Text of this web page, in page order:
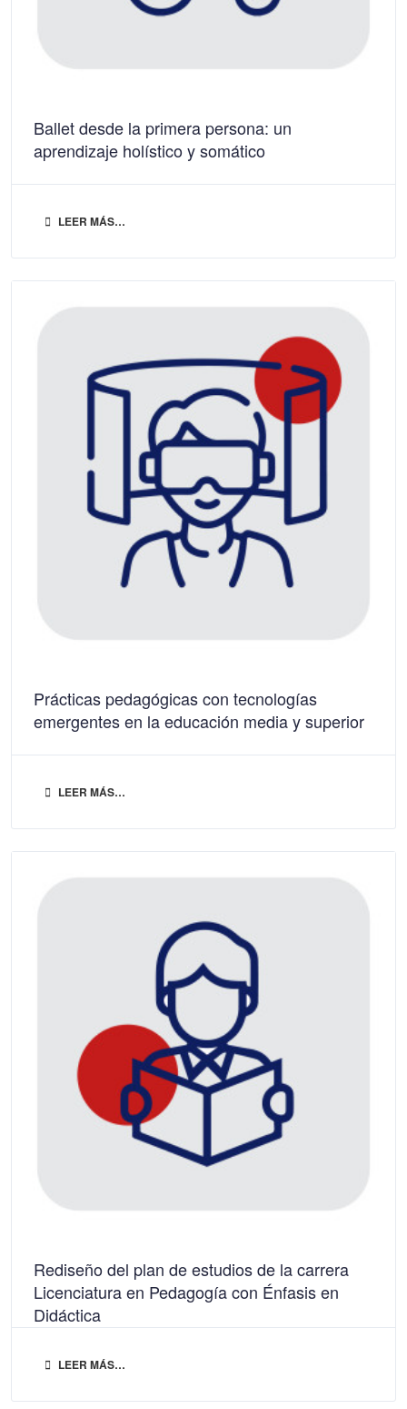
Ballet desde la primera persona: un
aprendizaje holístico y somático
LEER MÁS…
Prácticas pedagógicas con tecnologías
emergentes en la educación media y superior
LEER MÁS…
Rediseño del plan de estudios de la carrera
Licenciatura en Pedagogía con Énfasis en
Didáctica
LEER MÁS…